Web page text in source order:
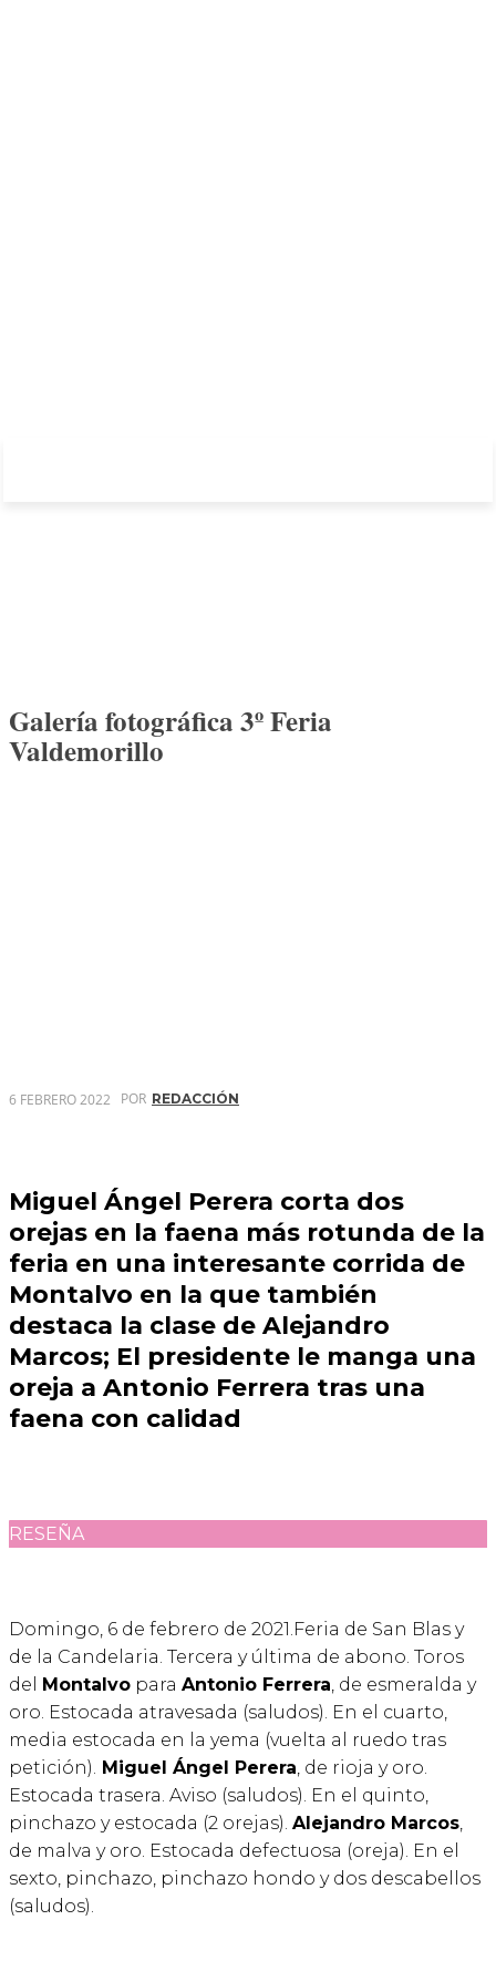
Galería fotográfica 3º Feria
Valdemorillo
6 FEBRERO 2022 POR REDACCIÓN
Miguel Ángel Perera corta dos
orejas en la faena más rotunda de la
feria en una interesante corrida de
Montalvo en la que también
destaca la clase de Alejandro
Marcos; El presidente le manga una
oreja a Antonio Ferrera tras una
faena con calidad
RESEÑA
Domingo, 6 de febrero de 2021.Feria de San Blas y
de la Candelaria. Tercera y última de abono. Toros
del Montalvo para Antonio Ferrera, de esmeralda y
oro. Estocada atravesada (saludos). En el cuarto,
media estocada en la yema (vuelta al ruedo tras
petición). Miguel Ángel Perera, de rioja y oro.
Estocada trasera. Aviso (saludos). En el quinto,
pinchazo y estocada (2 orejas). Alejandro Marcos,
de malva y oro. Estocada defectuosa (oreja). En el
sexto, pinchazo, pinchazo hondo y dos descabellos
(saludos).